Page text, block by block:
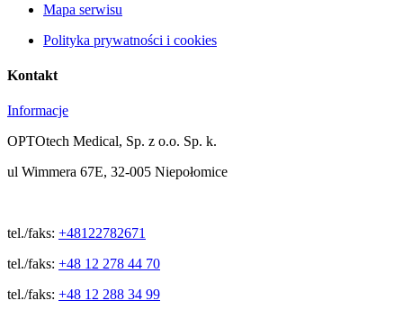
Mapa serwisu
Polityka prywatności i cookies
Kontakt
Informacje
OPTOtech Medical, Sp. z o.o. Sp. k.
ul Wimmera 67E, 32-005 Niepołomice
tel./faks: +48122782671
tel./faks: +48 12 278 44 70
tel./faks: +48 12 288 34 99